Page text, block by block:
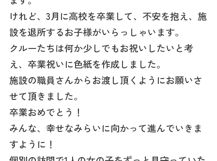
けれど、3月に高校を卒業して、不安を抱え、施
設を退所するお子様がいらっしゃいます。
クルーたちは何か少しでもお祝いしたいと考
え、卒業祝いに色紙を作成しました。
施設の職員さんからお渡し頂くようにお願いさ
せて頂きました。
卒業おめでとう！
みんな、幸せなみらいに向かって進んでいきま
すように！